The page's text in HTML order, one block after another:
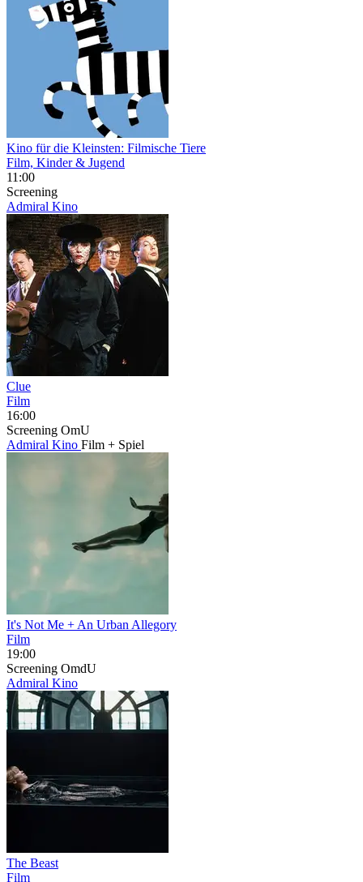
Kino für die Kleinsten: Filmische Tiere
Film, Kinder & Jugend
11:00
Screening
Admiral Kino
Clue
Film
16:00
Screening OmU
Admiral Kino Film + Spiel
It's Not Me + An Urban Allegory
Film
19:00
Screening OmdU
Admiral Kino
The Beast
Film